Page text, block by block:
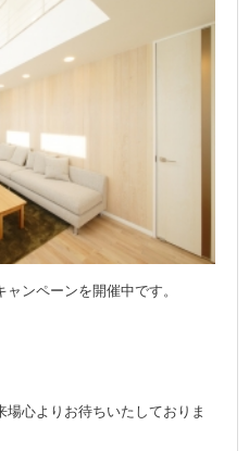
ンペーンを開催中です。
心よりお待ちいたしておりま